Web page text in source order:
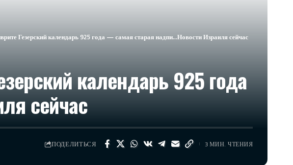
Гезерский календарь 925 года — самая старая надпи…​Новости Израиля сейчас
календарь 925 года
сейчас
ПОДЕЛИТЬСЯ 3 МИН. ЧТЕНИЯ